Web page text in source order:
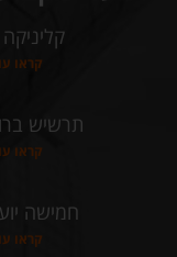
קראו
תרשיש
קראו
חמישה
קראו